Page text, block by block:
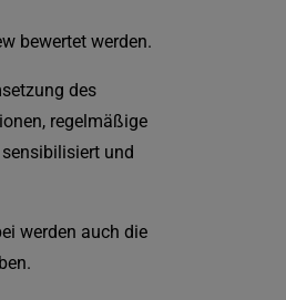
bewertet werden.
des
regelmäßige
und
werden auch die